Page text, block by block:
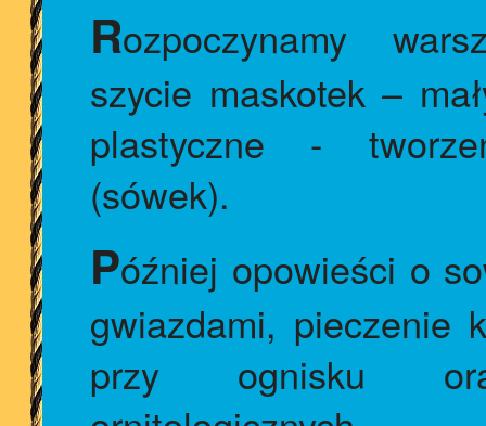
Rozpoczynamy
szycie maskotek –
plastyczne -
(sówek).
Później opowieści o
gwiazdami, pieczenie
przy ognisku